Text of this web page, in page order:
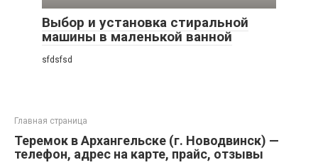
Выбор и установка стиральной
машины в маленькой ванной
sfdsfsd
Главная страница
Теремок в Архангельске (г. Новодвинск) —
телефон, адрес на карте, прайс, отзывы